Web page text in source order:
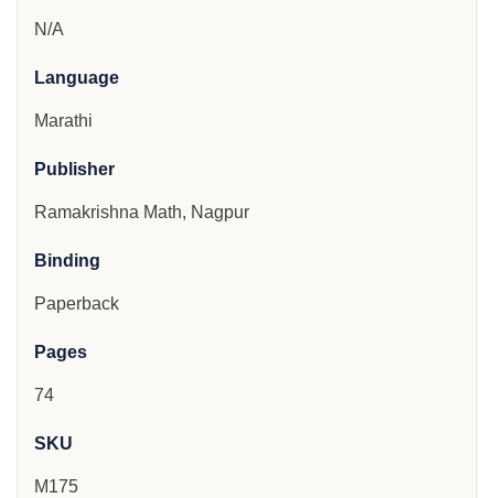
N/A
Language
Marathi
Publisher
Ramakrishna Math, Nagpur
Binding
Paperback
Pages
74
SKU
M175